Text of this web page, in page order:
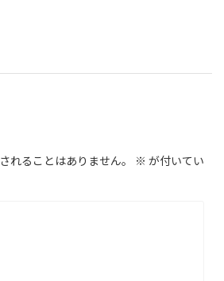
れることはありません。 ※ が付いてい